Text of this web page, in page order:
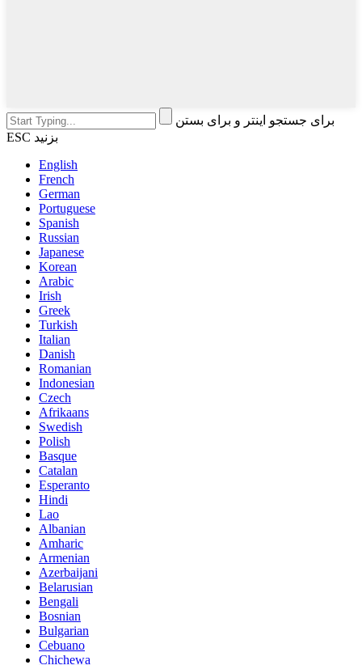
برای جستجو اینتر و برای بستن
ESC بزنید
English
French
German
Portuguese
Spanish
Russian
Japanese
Korean
Arabic
Irish
Greek
Turkish
Italian
Danish
Romanian
Indonesian
Czech
Afrikaans
Swedish
Polish
Basque
Catalan
Esperanto
Hindi
Lao
Albanian
Amharic
Armenian
Azerbaijani
Belarusian
Bengali
Bosnian
Bulgarian
Cebuano
Chichewa